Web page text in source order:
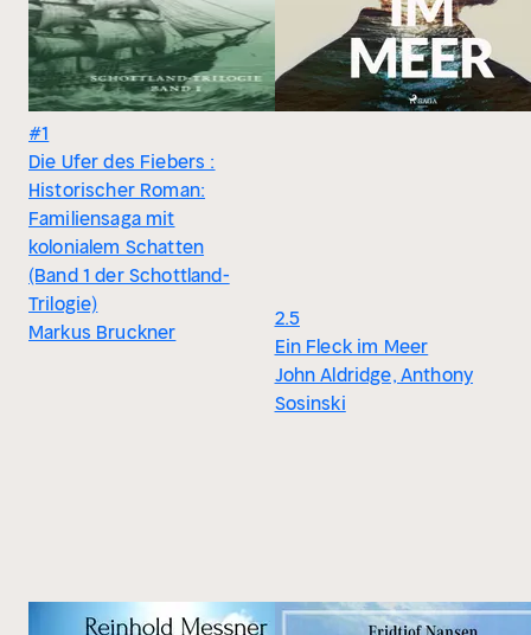
#1
Die Ufer des Fiebers :
Historischer Roman:
Familiensaga mit
kolonialem Schatten
(Band 1 der Schottland-
Trilogie)
Markus Bruckner
2.5
Ein Fleck im Meer
John Aldridge, Anthony
Sosinski